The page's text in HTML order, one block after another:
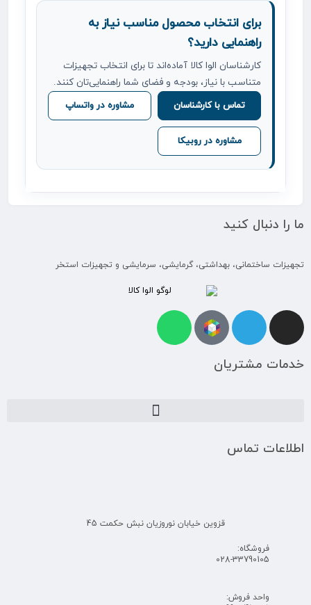
برای انتخاب محصول مناسب نیاز به
راهنمایی دارید؟
کارشناسان الوا کالا آماده‌اند تا برای انتخاب تجهیزات
متناسب با نیاز، بودجه و فضای شما راهنمایی‌تان کنند.
تماس با کارشناسان مشاوره در واتساپ
مشاوره در روبیکا
ما را دنبال کنید
تجهیزات ساختمانی، بهداشتی، گرمایشی، سرمایشی و تجهیزات استخر
خدمات مشتریان
اطلاعات تماس
قزوین خیابان نوروزیان نبش حکمت 45
فروشگاه:
028-33790105
واحد فروش: